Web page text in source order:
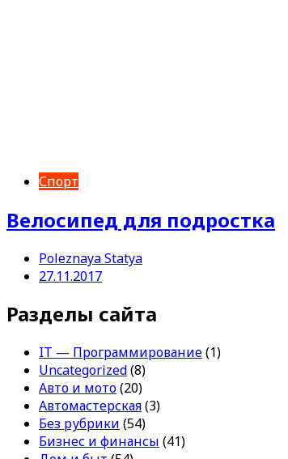
Спорт
Велосипед для подростка
Poleznaya Statya
27.11.2017
Разделы сайта
IT — Программирование(1)
Uncategorized(8)
Авто и мото(20)
Автомастерская(3)
Без рубрики (54)
Бизнес и финансы (41)